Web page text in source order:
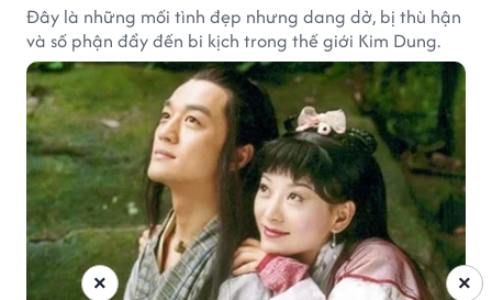
Đây là những mối tình đẹp nhưng dang dở, bị thù hận
và số phận đẩy đến bi kịch trong thế giới Kim Dung.
×
×